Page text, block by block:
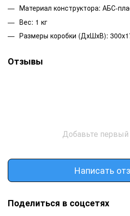
Материал конструктора: АБС-
Вес: 1 кг
Размеры коробки (ДхШхВ):
Отзывы
Добавьте
Написать
Поделиться в соцсетях